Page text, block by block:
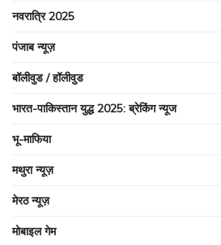
नवरात्रि 2025
पंजाब न्यूज़
बॉलीवुड / हॉलीवुड
भारत-पाकिस्तान युद्ध 2025: ब्रेकिंग न्यूज
भू-माफिया
मथुरा न्यूज़
मेरठ न्यूज़
मोबाइल गेम